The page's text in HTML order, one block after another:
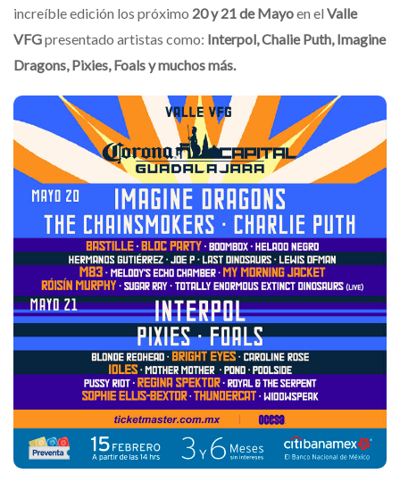
increíble edición los próximo 20 y 21 de Mayoen el Valle
VFGpresentado artistas como: Interpol, Chalie Puth, Imagine
Dragons, Pixies, Foals y muchos más.